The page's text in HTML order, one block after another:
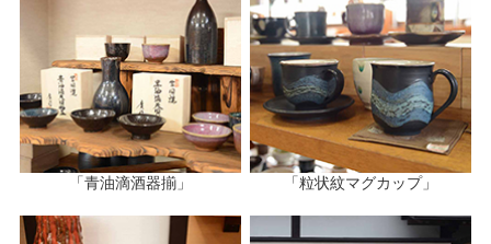
「青油滴酒器揃」 「粒状紋マグカップ」